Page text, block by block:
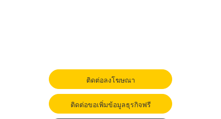
ติดต่อลงโฆษณา
ติดต่อขอเพิ่มข้อมูลธุรกิจฟรี